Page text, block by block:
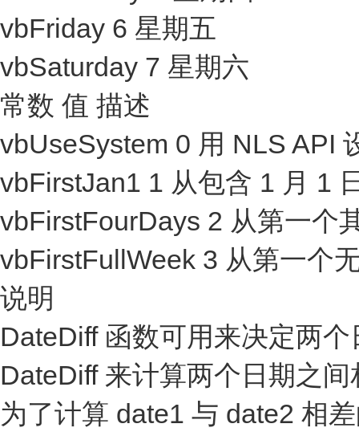
vbFriday 6 星期五
vbSaturday 7 星期六
常数 值 描述
vbUseSystem 0 用 NLS API
vbFirstJan1 1 从包含 1 月 1
vbFirstFourDays 2 从第一个
vbFirstFullWeek 3 从第一个
说明
DateDiff 函数可用来决定两
DateDiff 来计算两个日期之
为了计算 date1 与 date2 相